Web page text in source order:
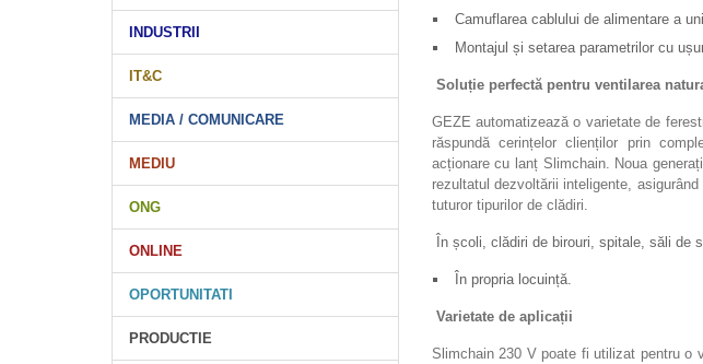
INDUSTRII
IT&C
MEDIA / COMUNICARE
MEDIU
ONG
ONLINE
OPORTUNITATI
PRODUCTIE
Camuflarea cablului de alimentare a
Montajul și setarea parametrilor cu
Soluție perfectă pentru ventilarea
GEZE automatizează o varietate de
răspundă cerințelor clienților prin
acționare cu lanț Slimchain. Noua
rezultatul dezvoltării inteligente,
tuturor tipurilor de clădiri.
În școli, clădiri de birouri, spitale, săli de
În propria locuință.
Varietate de aplicații
Slimchain 230 V poate fi utilizat pentru o